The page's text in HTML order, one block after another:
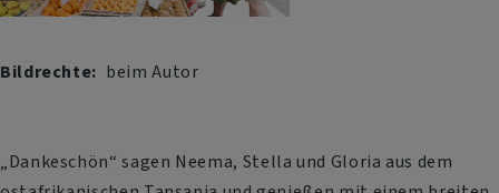
Bildrechte beim Autor
„Dankeschön“ sagen Neema, Stella und Gloria aus dem